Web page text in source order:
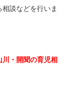
談などを行いま
川・開聞の育児相